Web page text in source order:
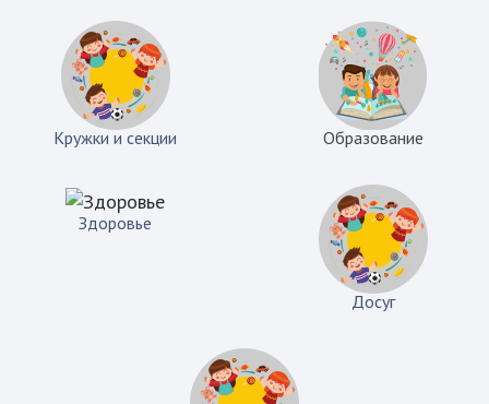
Кружки и секции Образование
Здоровье
Досуг